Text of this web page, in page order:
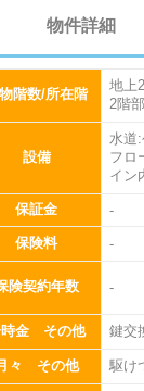
物件詳細
階数/所在階
地上
2階
設備
水道
フロ
イン
保証金 -
保険料
-
険契約年数 -
時金 その他 鍵交
々 その他 駆け